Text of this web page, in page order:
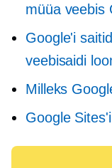
müüa veebis
Google'i
veebisaidi
Milleks
Google